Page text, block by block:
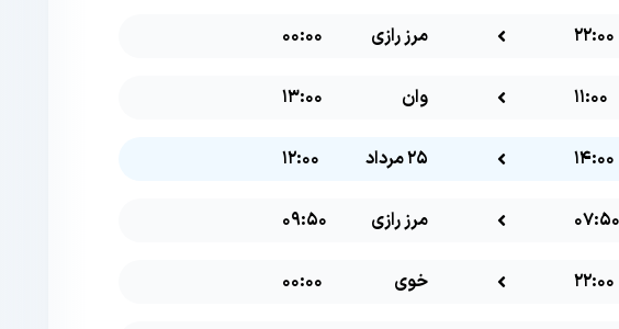
22:00 مرز رازی 00:00
11:00 وان 13:00
14:00 25 مرداد 12:00
07:50 مرز رازی 09:50
22:00 خوی 00:00